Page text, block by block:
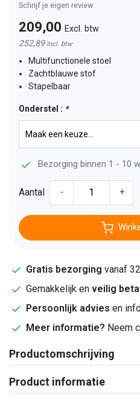
Schrijf je eigen review
209,00 Excl. btw
252,89 Incl. btw
Multifunctionele stoel
Zachtblauwe stof
Stapelbaar
Onderstel : *
Bezorging binnen 1 - 10
Aantal - +
Gratis bezorging vanaf
Gemakkelijk en veilig
Persoonlijk advies en
Meer informatie? Neem
Productomschrijving
Product informatie